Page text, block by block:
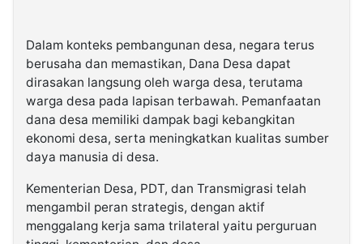
Dalam konteks pembangunan desa, negara terus
berusaha dan memastikan, Dana Desa dapat
dirasakan langsung oleh warga desa, terutama
warga desa pada lapisan terbawah. Pemanfaatan
dana desa memiliki dampak bagi kebangkitan
ekonomi desa, serta meningkatkan kualitas sumber
daya manusia di desa.
Kementerian Desa, PDT, dan Transmigrasi telah
mengambil peran strategis, dengan aktif
menggalang kerja sama trilateral yaitu perguruan